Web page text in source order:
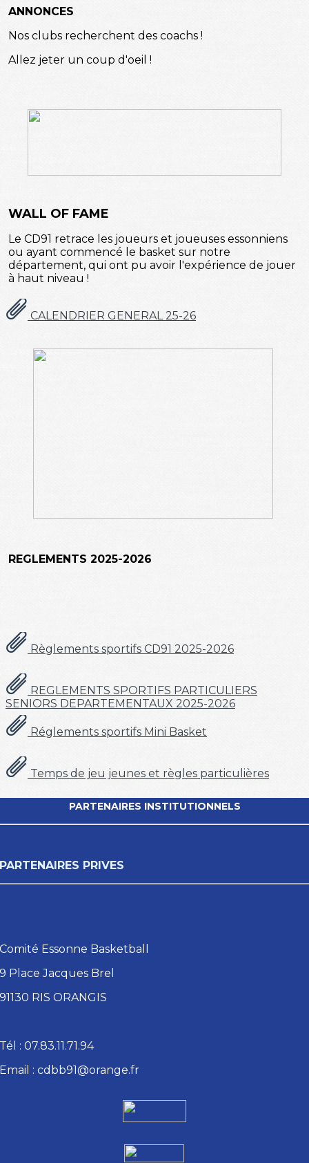
ANNONCES
Nos clubs recherchent des coachs !
Allez jeter un coup d'oeil !
WALL OF FAME
Le CD91 retrace les joueurs et joueuses essonniens
ou ayant commencé le basket sur notre
département, qui ont pu avoir l'expérience de jouer
à haut niveau !
CALENDRIER GENERAL 25-26
REGLEMENTS 2025-2026
Règlements sportifs CD91 2025-2026
REGLEMENTS SPORTIFS PARTICULIERS
SENIORS DEPARTEMENTAUX 2025-2026
Réglements sportifs Mini Basket
Temps de jeu jeunes et règles particulières
PARTENAIRES INSTITUTIONNELS
PRIVES
Essonne Basketball
Place Jacques Brel
RIS ORANGIS
: 07.83.11.71.94
: cdbb91@orange.fr